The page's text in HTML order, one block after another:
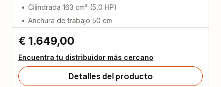
Cilindrada 163 cm³ (5,0 HP)
Anchura de trabajo 50 cm
€ 1.649,00
Encuentra tu distribuidor más cercano
Detalles del producto